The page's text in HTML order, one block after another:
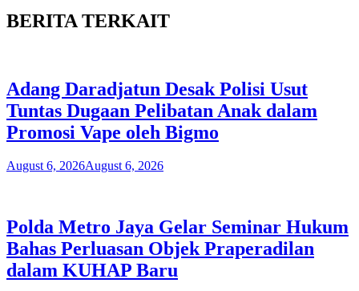
BERITA TERKAIT
Adang Daradjatun Desak Polisi Usut
Tuntas Dugaan Pelibatan Anak dalam
Promosi Vape oleh Bigmo
August 6, 2026August 6, 2026
Polda Metro Jaya Gelar Seminar Hukum
Bahas Perluasan Objek Praperadilan
dalam KUHAP Baru